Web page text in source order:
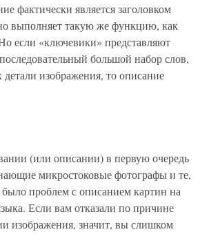
фактически является заголовком
выполняет такую же функцию, как
если «ключевики» представляют
большой набор слов,
изображения, то описание
(или описании) в первую очередь
микростоковые фотографы и те,
проблем с описанием картин на
Если вам отказали по причине
изображения, значит, вы слишком